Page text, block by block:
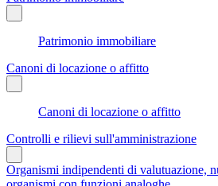
Patrimonio immobiliare
Canoni di locazione o affitto
Canoni di locazione o affitto
Controlli e rilievi sull'amministrazione
Organismi indipendenti di valutuazione,